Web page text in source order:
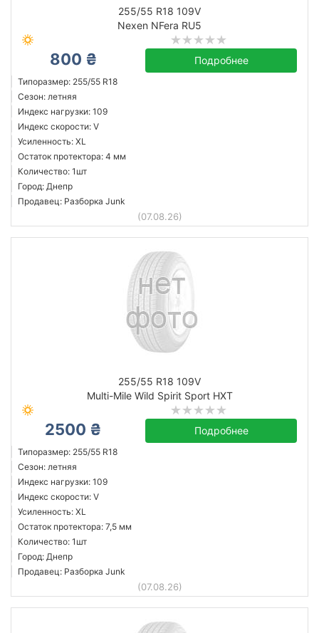
255/55 R18 109V
Nexen NFera RU5
800 ₴ Подробнее
Типоразмер: 255/55 R18
Сезон: летняя
Индекс нагрузки: 109
Индекс скорости: V
Усиленность: XL
Остаток протектора: 4 мм
Количество: 1шт
Город: Днепр
Продавец: Разборка Junk
(07.08.26)
255/55 R18 109V
Multi-Mile Wild Spirit Sport HXT
2500 ₴ Подробнее
Типоразмер: 255/55 R18
Сезон: летняя
Индекс нагрузки: 109
Индекс скорости: V
Усиленность: XL
Остаток протектора: 7,5 мм
Количество: 1шт
Город: Днепр
Продавец: Разборка Junk
(07.08.26)